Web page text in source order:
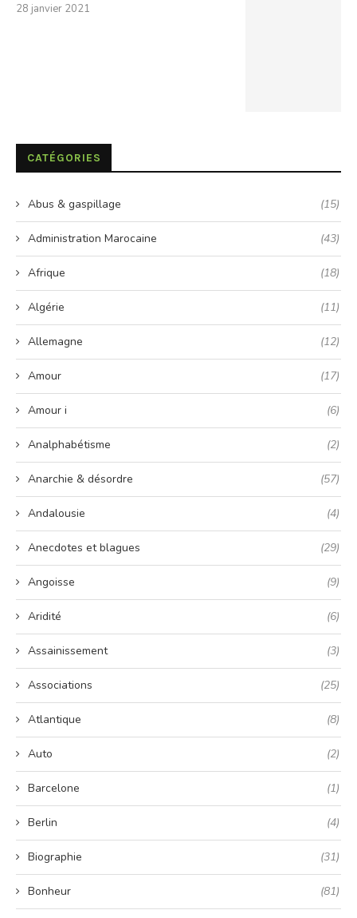
28 janvier 2021
CATÉGORIES
Abus & gaspillage (15)
Administration Marocaine (43)
Afrique (18)
Algérie (11)
Allemagne (12)
Amour (17)
Amour i (6)
Analphabétisme (2)
Anarchie & désordre (57)
Andalousie (4)
Anecdotes et blagues (29)
Angoisse (9)
Aridité (6)
Assainissement (3)
Associations (25)
Atlantique (8)
Auto (2)
Barcelone (1)
Berlin (4)
Biographie (31)
Bonheur (81)